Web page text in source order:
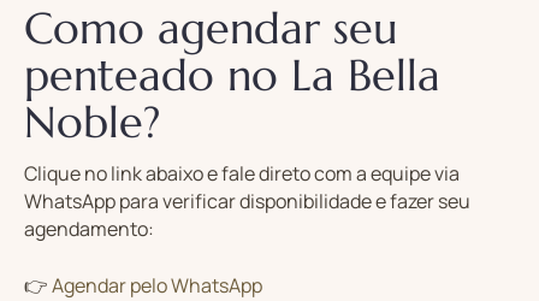
Como agendar seu
penteado no La Bella
Noble?
Clique no link abaixo e fale direto com a equipe via
WhatsApp para verificar disponibilidade e fazer seu
agendamento:
👉Agendar pelo WhatsApp